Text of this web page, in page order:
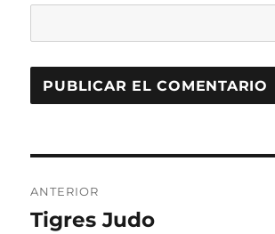
de
ANTERIOR
Entrada
Tigres Judo